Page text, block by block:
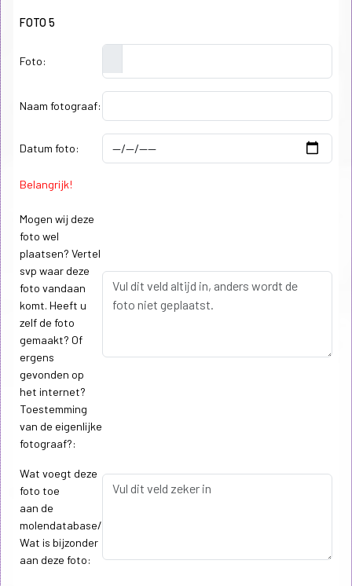
FOTO 5
Foto:
Naam fotograaf:
Datum foto:
Belangrijk!
Mogen wij deze
foto wel
plaatsen? Vertel
svp waar deze
foto vandaan
komt. Heeft u
zelf de foto
gemaakt? Of
ergens
gevonden op
het internet?
Toestemming
van de eigenlijke
fotograaf?:
Wat voegt deze
foto toe
aan de
molendatabase/
Wat is bijzonder
aan deze foto: